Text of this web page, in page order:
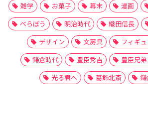
雑学
お菓子 幕末 漫画
べらぼう
明治時代 織田信長
デザイン
文房具 フィギ
鎌倉時代
豊臣秀吉 豊臣兄弟
光る君へ
葛飾北斎 鎌